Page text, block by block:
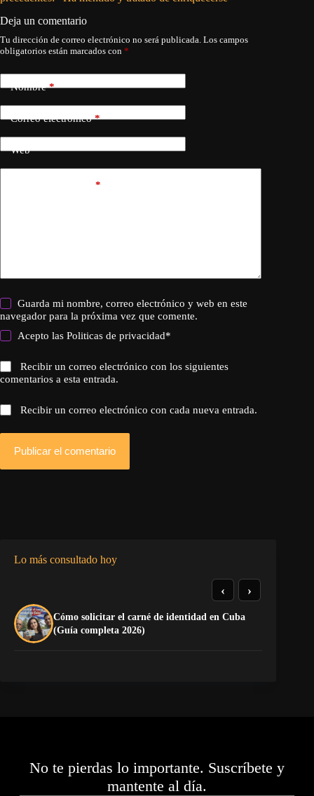
Deja un comentario
Tu dirección de correo electrónico no será publicada. Los campos
obligatorios están marcados con *
Nombre*
Correo electrónico*
Web
*
Guarda mi nombre, correo electrónico y web en este
navegador para la próxima vez que comente.
Acepto lasPoliticas de privacidad*
Recibir un correo electrónico con los siguientes
comentarios a esta entrada.
Recibir un correo electrónico con cada nueva entrada.
Publicar el comentario
Lo más consultado hoy
Cómo solicitar el carné de identidad en Cuba
(Guía completa 2026)
‹ ›
No te pierdas lo importante. Suscríbete y
mantente al día.